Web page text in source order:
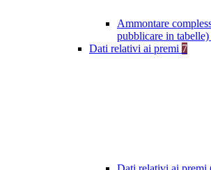
Ammontare
pubblicare in tabelle)
Dati relativi ai premi 7